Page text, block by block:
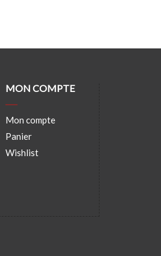
MON COMPTE
Mon compte
Panier
Wishlist